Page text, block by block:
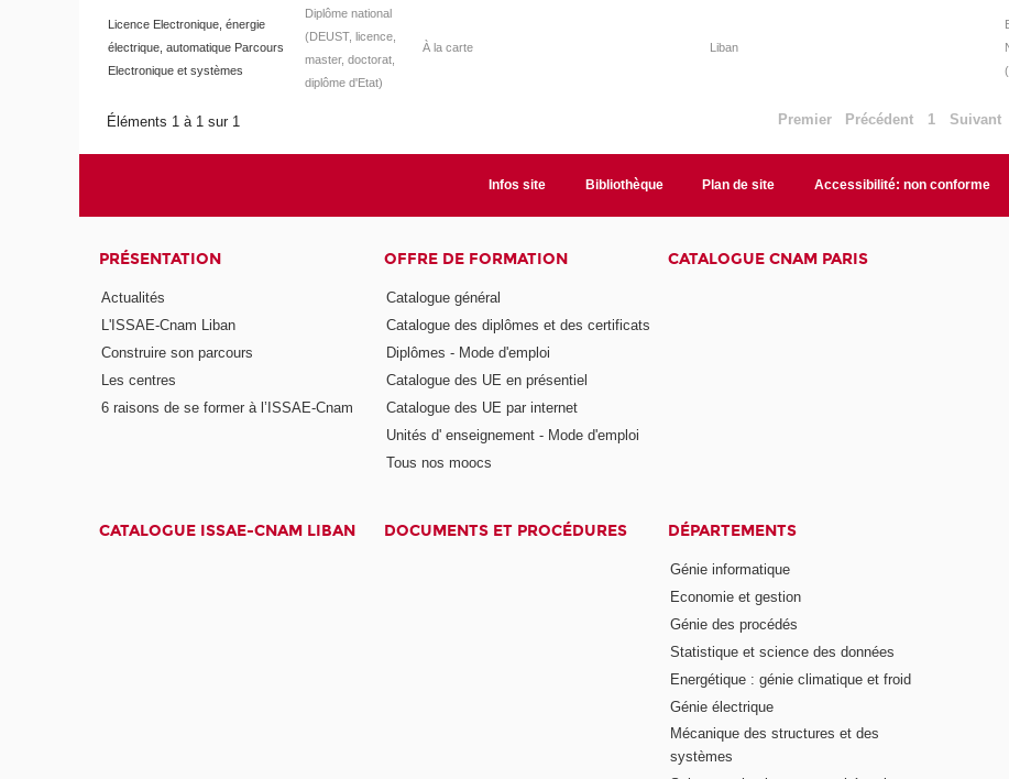
Licence Electronique, énergie
électrique, automatique Parcours
Electronique et systèmes
Diplôme national
(DEUST, licence,
master, doctorat,
diplôme d'Etat)
À la carte Liban
Éléments 1 à 1 sur 1 Premier Précédent 1 Suivant
Infos site Bibliothèque Plan de site Accessibilité: non conforme
PRÉSENTATION
Actualités
L'ISSAE-Cnam Liban
Construire son parcours
Les centres
6 raisons de se former à l’ISSAE-Cnam
OFFRE DE FORMATION
Catalogue général
Catalogue des diplômes et des certificats
Diplômes - Mode d'emploi
Catalogue des UE en présentiel
Catalogue des UE par internet
Unités d' enseignement - Mode d'emploi
Tous nos moocs
CATALOGUE CNAM PARIS
CATALOGUE ISSAE-CNAM LIBAN DOCUMENTS ET PROCÉDURES DÉPARTEMENTS
Génie informatique
Economie et gestion
Génie des procédés
Statistique et science des données
Energétique : génie climatique et froid
Génie électrique
Mécanique des structures et des
systèmes